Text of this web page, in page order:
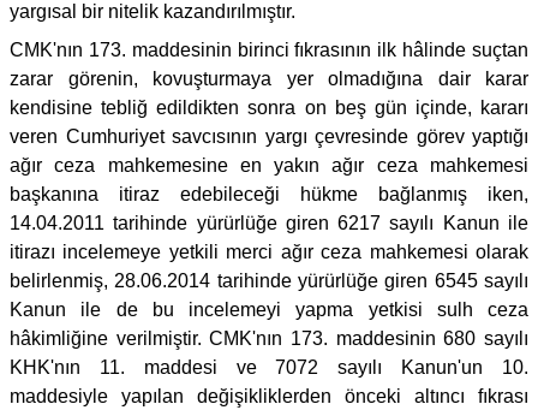
yargısal bir nitelik kazandırılmıştır.
CMK'nın 173. maddesinin birinci fıkrasının ilk hâlinde suçtan
zarar görenin, kovuşturmaya yer olmadığına dair karar
kendisine tebliğ edildikten sonra on beş gün içinde, kararı
veren Cumhuriyet savcısının yargı çevresinde görev yaptığı
ağır ceza mahkemesine en yakın ağır ceza mahkemesi
başkanına itiraz edebileceği hükme bağlanmış iken,
14.04.2011 tarihinde yürürlüğe giren 6217 sayılı Kanun ile
itirazı incelemeye yetkili merci ağır ceza mahkemesi olarak
belirlenmiş, 28.06.2014 tarihinde yürürlüğe giren 6545 sayılı
Kanun ile de bu incelemeyi yapma yetkisi sulh ceza
hâkimliğine verilmiştir. CMK'nın 173. maddesinin 680 sayılı
KHK'nın 11. maddesi ve 7072 sayılı Kanun'un 10.
maddesiyle yapılan değişikliklerden önceki altıncı fıkrası